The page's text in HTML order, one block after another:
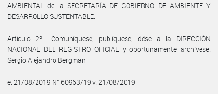
AMBIENTAL de la SECRETARÍA DE GOBIERNO DE AMBIENTE Y
DESARROLLO SUSTENTABLE.
Artículo 2º.- Comuníquese, publíquese, dése a la DIRECCIÓN
NACIONAL DEL REGISTRO OFICIAL y oportunamente archívese.
Sergio Alejandro Bergman
e. 21/08/2019 N° 60963/19 v. 21/08/2019